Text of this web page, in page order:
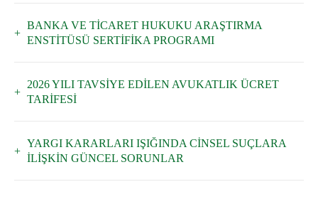
BANKA VE TİCARET HUKUKU ARAŞTIRMA
ENSTİTÜSÜ SERTİFİKA PROGRAMI
2026 YILI TAVSİYE EDİLEN AVUKATLIK ÜCRET
TARİFESİ
YARGI KARARLARI IŞIĞINDA CİNSEL SUÇLARA
İLİŞKİN GÜNCEL SORUNLAR